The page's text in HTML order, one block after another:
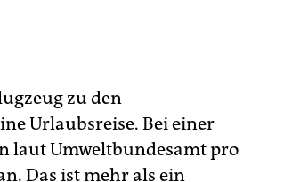
zu den
Urlaubsreise. Bei einer
laut Umweltbundesamt pro
Das ist mehr als ein